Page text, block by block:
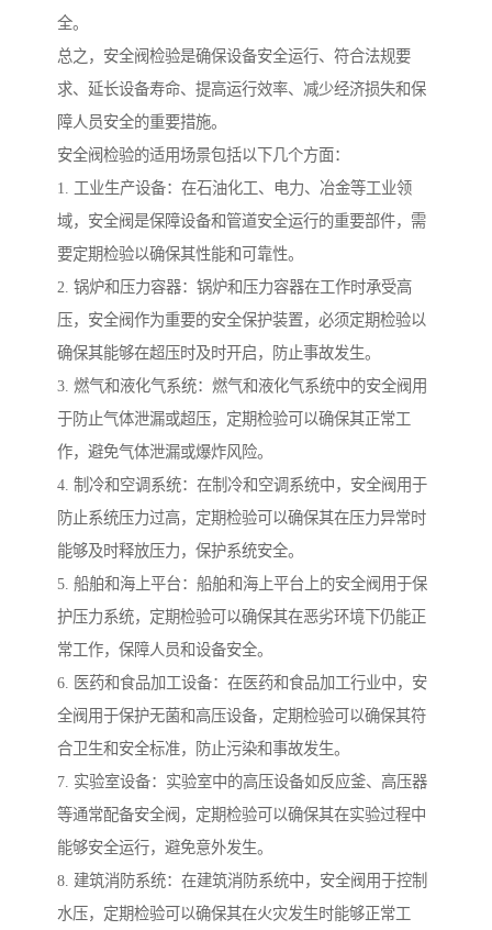
全。
总之，安全阀检验是确保设备安全运行、符合法规要
求、延长设备寿命、提高运行效率、减少经济损失和保
障人员安全的重要措施。
安全阀检验的适用场景包括以下几个方面：
1. 工业生产设备：在石油化工、电力、冶金等工业领
域，安全阀是保障设备和管道安全运行的重要部件，需
要定期检验以确保其性能和可靠性。
2. 锅炉和压力容器：锅炉和压力容器在工作时承受高
压，安全阀作为重要的安全保护装置，必须定期检验以
确保其能够在超压时及时开启，防止事故发生。
3. 燃气和液化气系统：燃气和液化气系统中的安全阀用
于防止气体泄漏或超压，定期检验可以确保其正常工
作，避免气体泄漏或爆炸风险。
4. 制冷和空调系统：在制冷和空调系统中，安全阀用于
防止系统压力过高，定期检验可以确保其在压力异常时
能够及时释放压力，保护系统安全。
5. 船舶和海上平台：船舶和海上平台上的安全阀用于保
护压力系统，定期检验可以确保其在恶劣环境下仍能正
常工作，保障人员和设备安全。
6. 医药和食品加工设备：在医药和食品加工行业中，安
全阀用于保护无菌和高压设备，定期检验可以确保其符
合卫生和安全标准，防止污染和事故发生。
7. 实验室设备：实验室中的高压设备如反应釜、高压器
等通常配备安全阀，定期检验可以确保其在实验过程中
能够安全运行，避免意外发生。
8. 建筑消防系统：在建筑消防系统中，安全阀用于控制
水压，定期检验可以确保其在火灾发生时能够正常工